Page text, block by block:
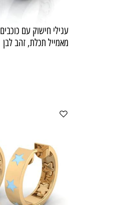
עגילי חישוק עם כוכבים
מאמייל תכלת, זהב לבן